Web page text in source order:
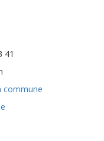
41
commune